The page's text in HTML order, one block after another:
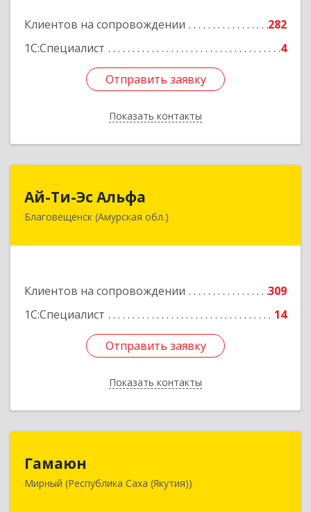
Клиентов на сопровождении
282
1С:Специалист
4
Отправить заявку
Показать контакты
Отправить заявку
Назад
Ай-Ти-Эс Альфа
Благовещенск (Амурская обл.)
Клиентов на сопровождении
309
1С:Специалист
14
Отправить заявку
Показать контакты
675000, Амурская обл, Благовещенск г, Зейская
Отправить заявку
Назад
Гамаюн
Мирный (Республика Саха (Якутия))
678170, Саха /Якутия/ Респ, Мирнинский у,